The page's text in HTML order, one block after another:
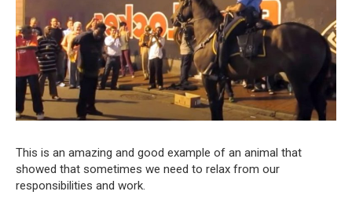
This is an amazing and good example of an animal that
showed that sometimes we need to relax from our
responsibilities and work.